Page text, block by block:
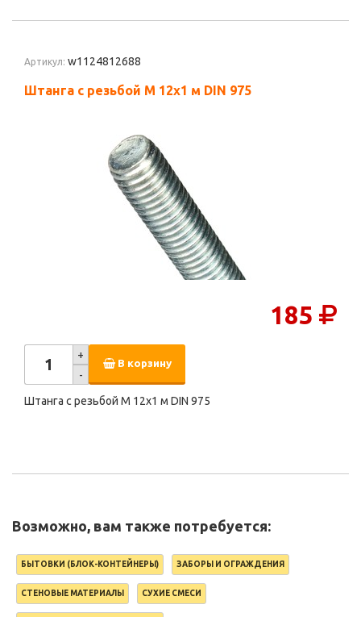
Артикул: w1124812688
Штанга с резьбой M 12х1 м DIN 975
185
+
-
В корзину
Штанга с резьбой M 12х1 м DIN 975
Возможно, вам также потребуется:
БЫТОВКИ (БЛОК-КОНТЕЙНЕРЫ) ЗАБОРЫ И ОГРАЖДЕНИЯ
СТЕНОВЫЕ МАТЕРИАЛЫ СУХИЕ СМЕСИ